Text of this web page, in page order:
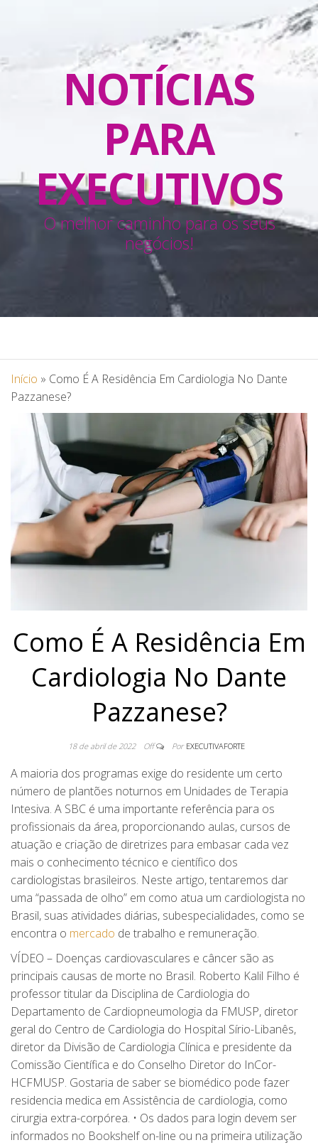
NOTÍCIAS
PARA
EXECUTIVOS
O melhor caminho para os seus
negócios!
Início » Como É A Residência Em Cardiologia No Dante
Pazzanese?
Como É A Residência Em
Cardiologia No Dante
Pazzanese?
18 de abril de 2022 Off Por EXECUTIVAFORTE
A maioria dos programas exige do residente um certo
número de plantões noturnos em Unidades de Terapia
Intesiva. A SBC é uma importante referência para os
profissionais da área, proporcionando aulas, cursos de
atuação e criação de diretrizes para embasar cada vez
mais o conhecimento técnico e científico dos
cardiologistas brasileiros. Neste artigo, tentaremos dar
uma “passada de olho” em como atua um cardiologista no
Brasil, suas atividades diárias, subespecialidades, como se
encontra o mercado de trabalho e remuneração.
VÍDEO – Doenças cardiovasculares e câncer são as
principais causas de morte no Brasil. Roberto Kalil Filho é
professor titular da Disciplina de Cardiologia do
Departamento de Cardiopneumologia da FMUSP, diretor
geral do Centro de Cardiologia do Hospital Sírio-Libanês,
diretor da Divisão de Cardiologia Clínica e presidente da
Comissão Científica e do Conselho Diretor do InCor-
HCFMUSP. Gostaria de saber se biomédico pode fazer
residencia medica em Assistência de cardiologia, como
cirurgia extra-corpórea. • Os dados para login devem ser
informados no Bookshelf on-line ou na primeira utilização